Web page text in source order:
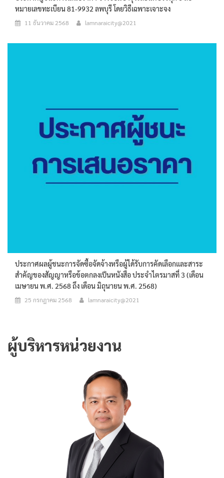
หมายเลขทะเบียน 81-9932 ลพบุรี โดยวิธีเฉพาะเจาะจง
11 ธันวาคม 2568 lamnaraicity@2021
ประกาศผลผู้ชนะการจัดซื้อจัดจ้างหรือผู้ได้รับการคัดเลือกและสาระ
สำคัญของสัญญาหรือข้อตกลงเป็นหนังสือ ประจำไตรมาสที่ 3 (เดือน
เมษายน พ.ศ. 2568 ถึง เดือน มิถุนายน พ.ศ. 2568)
25 กรกฎาคม 2568 lamnaraicity@2021
ผู้บริหารหน่วยงาน